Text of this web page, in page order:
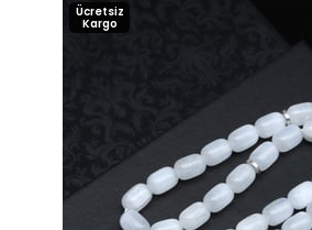
Ücretsiz
Kargo